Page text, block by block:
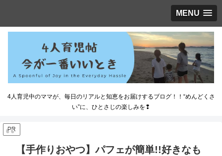
MENU
4人育児中のママが、毎日のリアルと知恵をお届けするブログ！！“めんどくさ
い”に、ひとさじの楽しみを❢
PR
【手作りおやつ】パフェが簡単!!好きなも